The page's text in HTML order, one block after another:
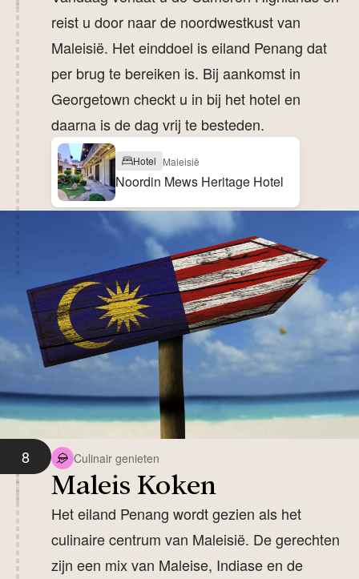
reist u door naar de noordwestkust van
Maleisië. Het einddoel is eiland Penang dat
per brug te bereiken is. Bij aankomst in
Georgetown checkt u in bij het hotel en
daarna is de dag vrij te besteden.
Hotel Maleisië
Noordin Mews Heritage Hotel
8 Culinair genieten
Maleis Koken
Het eiland Penang wordt gezien als het
culinaire centrum van Maleisië. De gerechten
zijn een mix van Maleise, Indiase en de